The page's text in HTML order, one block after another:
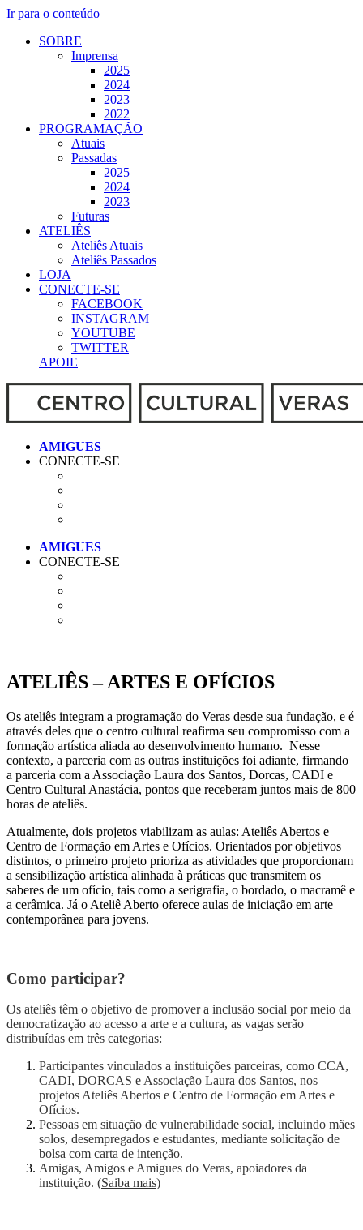
Ir para o conteúdo
SOBRE
Imprensa
2025
2024
2023
2022
PROGRAMAÇÃO
Atuais
Passadas
2025
2024
2023
Futuras
ATELIÊS
Ateliês Atuais
Ateliês Passados
LOJA
CONECTE-SE
FACEBOOK
INSTAGRAM
YOUTUBE
TWITTER
APOIE
CONECTE-SE
CONECTE-SE
ATELIÊS – ARTES E OFÍCIOS
Os ateliês integram a programação do Veras desde sua fundação, e é
através deles que o centro cultural reafirma seu compromisso com a
formação artística aliada ao desenvolvimento humano. Nesse
contexto, a parceria com as outras instituições foi adiante, firmando
a parceria com a Associação Laura dos Santos, Dorcas, CADI e
Centro Cultural Anastácia, pontos que receberam juntos mais de 800
horas de ateliês.
Atualmente, dois projetos viabilizam as aulas: Ateliês Abertos e
Centro de Formação em Artes e Ofícios. Orientados por objetivos
distintos, o primeiro projeto prioriza as atividades que proporcionam
a sensibilização artística alinhada à práticas que transmitem os
saberes de um ofício, tais como a serigrafia, o bordado, o macramê e
a cerâmica. Já o Ateliê Aberto oferece aulas de iniciação em arte
contemporânea para jovens.
Como participar?
Os ateliês têm o objetivo de promover a inclusão social por meio da
democratização ao acesso a arte e a cultura, as vagas serão
distribuídas em três categorias:
Participantes vinculados a instituições parceiras, como CCA,
CADI, DORCAS e Associação Laura dos Santos, nos
projetos Ateliês Abertos e Centro de Formação em Artes e
Ofícios.
Pessoas em situação de vulnerabilidade social, incluindo mães
solos, desempregados e estudantes, mediante solicitação de
bolsa com carta de intenção.
Amigas, Amigos e Amigues do Veras, apoiadores da
instituição. (Saiba mais)